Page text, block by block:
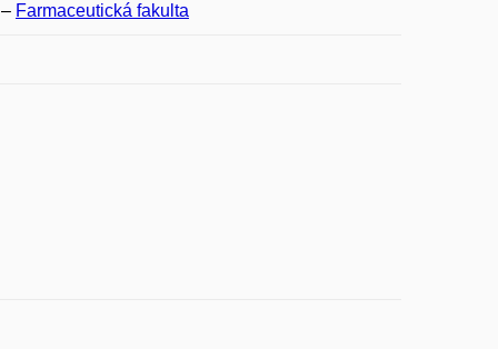
Farmaceutická fakulta